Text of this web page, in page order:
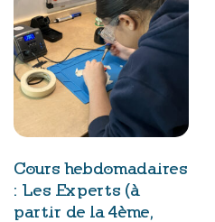
Cours hebdomadaires
: Les Experts (à
partir de la 4ème,